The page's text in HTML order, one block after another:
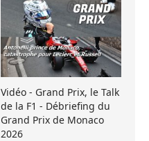
Vidéo - Grand Prix, le Talk
de la F1 - Débriefing du
Grand Prix de Monaco
2026